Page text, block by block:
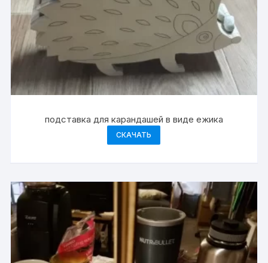
подставка для карандашей в виде ежика
СКАЧАТЬ